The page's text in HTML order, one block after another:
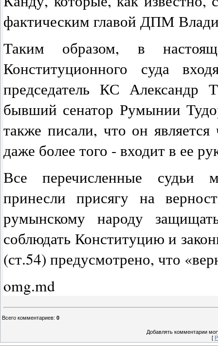
фактическим главой ДПМ
Таким образом, в
Конституционного суда
председатель КС Александр
бывший сенатор Румынии
также писали, что он
даже более того - входит в ее
Все перечисленные судьи
принесли присягу на
румынскому народу
соблюдать Конституцию и
(ст.54) предусмотрено, что
omg.md
Всего комментариев: 0
Добавлять комментарии
[